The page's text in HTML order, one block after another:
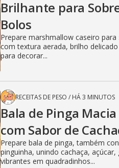
Brilhante para
Bolos
Prepare marshmallow caseiro
com textura aerada, brilho
para decorar...
RECEITAS DE PESO / HÁ 3 MINUTOS
Bala de Pinga
com Sabor de
Prepare bala de pinga, também
pinguinha, unindo cachaça, açúcar,
vibrantes em quadradinhos...